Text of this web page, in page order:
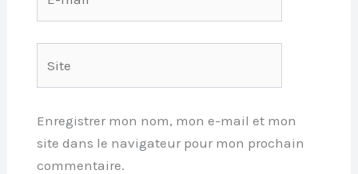
Enregistrer mon nom, mon e-mail et mon
site dans le navigateur pour mon prochain
commentaire.